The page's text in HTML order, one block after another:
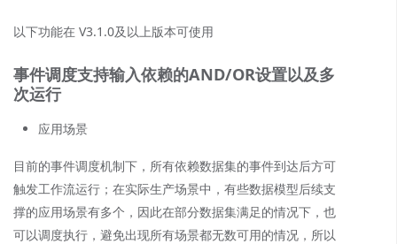
以下功能在 V3.1.0及以上版本可使用
事件调度支持输入依赖的AND/OR设置以及多
次运行
应用场景
目前的事件调度机制下，所有依赖数据集的事件到达后方可
触发工作流运行；在实际生产场景中，有些数据模型后续支
撑的应用场景有多个，因此在部分数据集满足的情况下，也
可以调度执行，避免出现所有场景都无数可用的情况，所以